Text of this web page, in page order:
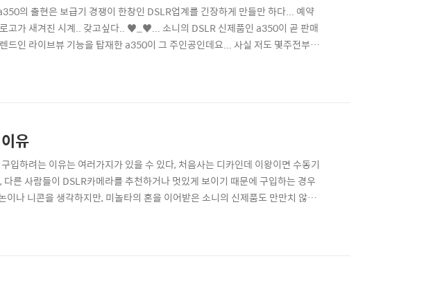
의 출현은 보급기 경쟁이 한창인 DSLR업계를 긴장하게 만들만 하다... 예약
고가 새겨진 시계.. 갖고싶다.. ♥_♥... 소니의 DSLR 신제품인 a350이 곧 판매
인 라이브뷰 기능을 탑재한 a350이 그 주인공인데요... 사실 저도 몇주전부터
한 모델이라고나 할까요... 사실 좀 더 비교분석을 해봐야 알겠지만..항상 그렇
유
하려는 이유는 여러가지가 있을 수 있다, 처음사는 디카인데 이왕이면 수동기
른 사람들이 DSLR카메라를 추천하거나 멋있게 보이기 때문에 구입하는 경우
나 니콘을 생각하지만, 미놀타의 혼을 이어받은 소니의 신제품도 만만치 않다.
심한 부분까지 배려한 카메라이고, 사진생활을 즐겁게 만들어주는 특별한 요